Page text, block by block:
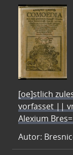
[oe]stlich
vorfasset ||
Alexium
Autor: